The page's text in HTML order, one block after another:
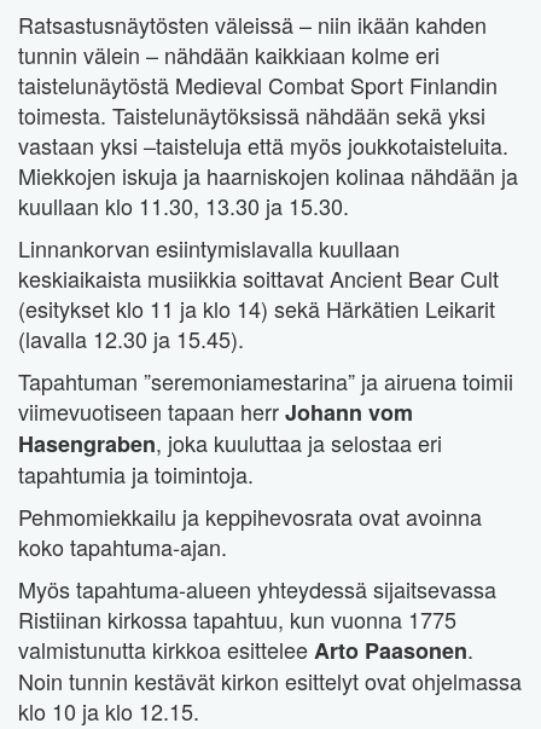
Ratsastusnäytösten väleissä – niin ikään kahden
tunnin välein – nähdään kaikkiaan kolme eri
taistelunäytöstä Medieval Combat Sport Finlandin
toimesta. Taistelunäytöksissä nähdään sekä yksi
vastaan yksi –taisteluja että myös joukkotaisteluita.
Miekkojen iskuja ja haarniskojen kolinaa nähdään ja
kuullaan klo 11.30, 13.30 ja 15.30.
Linnankorvan esiintymislavalla kuullaan
keskiaikaista musiikkia soittavat Ancient Bear Cult
(esitykset klo 11 ja klo 14) sekä Härkätien Leikarit
(lavalla 12.30 ja 15.45).
Tapahtuman ”seremoniamestarina” ja airuena toimii
viimevuotiseen tapaan herrJohann vom
Hasengraben, joka kuuluttaa ja selostaa eri
tapahtumia ja toimintoja.
Pehmomiekkailu ja keppihevosrata ovat avoinna
koko tapahtuma-ajan.
Myös tapahtuma-alueen yhteydessä sijaitsevassa
Ristiinan kirkossa tapahtuu, kun vuonna 1775
valmistunutta kirkkoa esitteleeArto Paasonen.
Noin tunnin kestävät kirkon esittelyt ovat ohjelmassa
klo 10 ja klo 12.15.